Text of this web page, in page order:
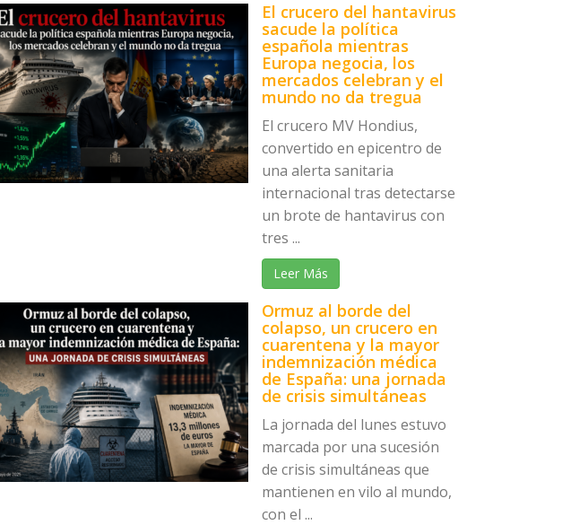
El crucero del hantavirus
sacude la política
española mientras
Europa negocia, los
mercados celebran y el
mundo no da tregua
El crucero MV Hondius,
convertido en epicentro de
una alerta sanitaria
internacional tras detectarse
un brote de hantavirus con
tres ...
Leer Más
Ormuz al borde del
colapso, un crucero en
cuarentena y la mayor
indemnización médica
de España: una jornada
de crisis simultáneas
La jornada del lunes estuvo
marcada por una sucesión
de crisis simultáneas que
mantienen en vilo al mundo,
con el ...